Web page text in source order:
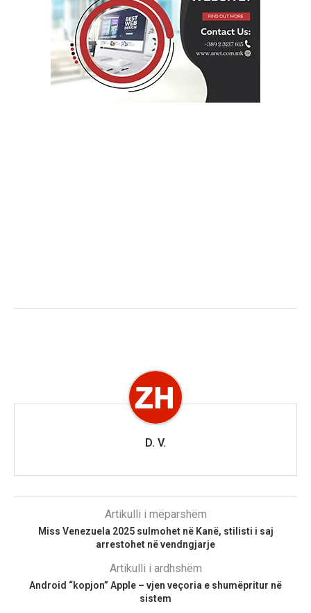
D. V.
Artikulli i mëparshëm
Miss Venezuela 2025 sulmohet në Kanë, stilisti i saj
arrestohet në vendngjarje
Artikulli i ardhshëm
Android “kopjon” Apple – vjen veçoria e shumëpritur në
sistem